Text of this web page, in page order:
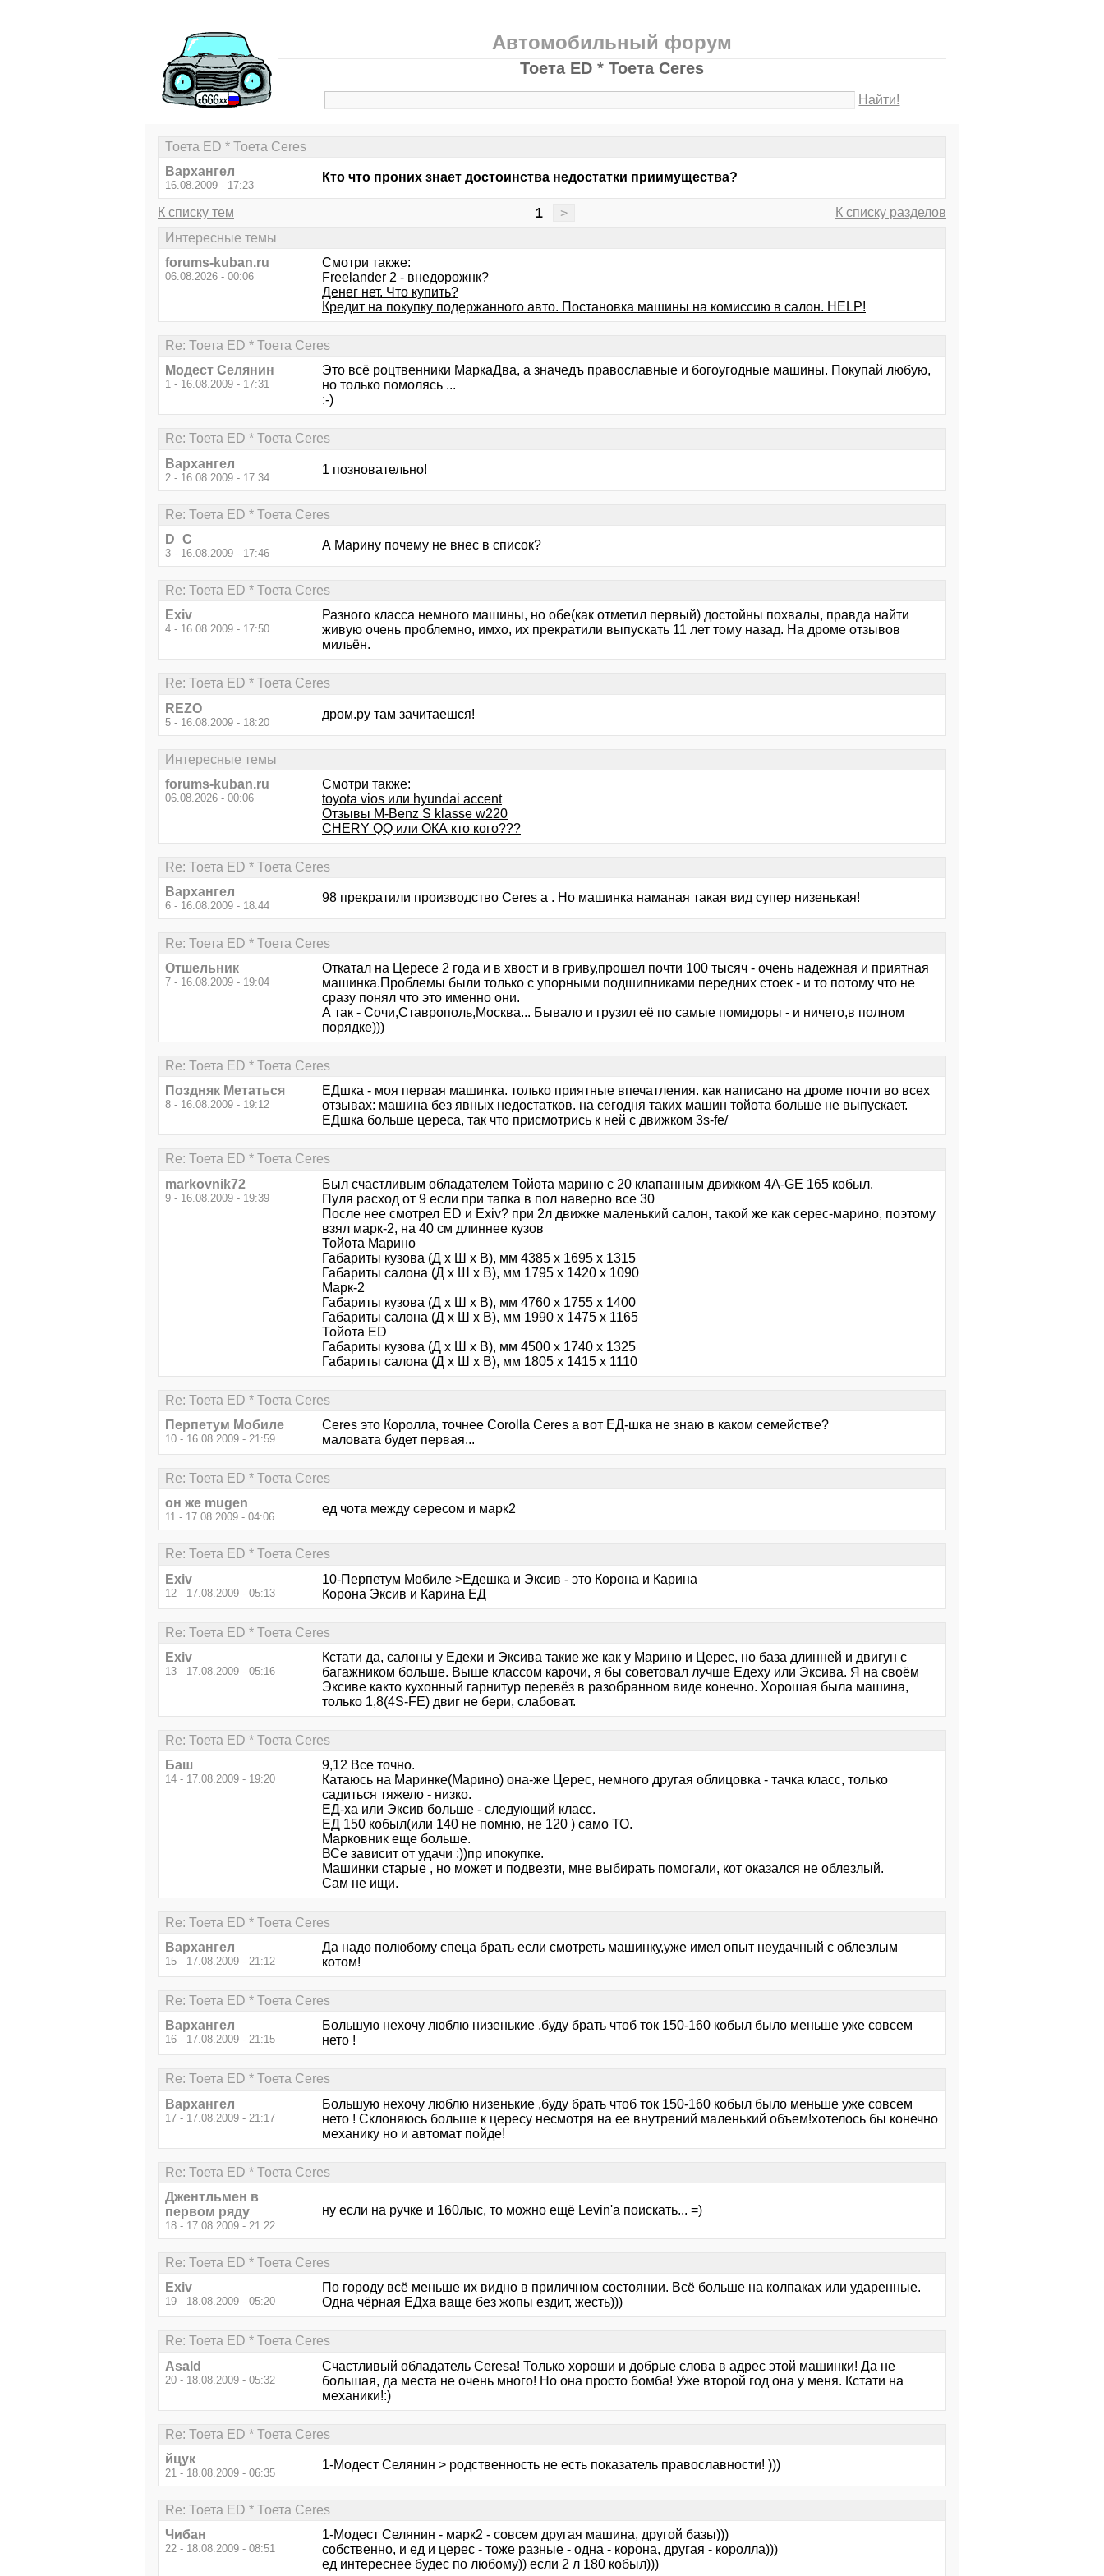
Автомобильный форум
Тоета ED * Тоета Ceres
Найти!
Тоета ED * Тоета Ceres
Вархангел
16.08.2009 - 17:23
Кто что проних знает достоинства недостатки приимущества?
К списку тем 1 >
К списку разделов
Интересные темы
forums-kuban.ru
06.08.2026 - 00:06
Смотри также:
Freelander 2 - внедорожнк?
Денег нет. Что купить?
Кредит на покупку подержанного авто. Постановка машины на комиссию в салон. HELP!
Re: Тоета ED * Тоета Ceres
Модест Селянин
1 - 16.08.2009 - 17:31
Это всё роцтвенники МаркаДва, а значедъ православные и богоугодные машины. Покупай любую,
но только помолясь ...
:-)
Re: Тоета ED * Тоета Ceres
Вархангел
2 - 16.08.2009 - 17:34
1 позновательно!
Re: Тоета ED * Тоета Ceres
D_C
3 - 16.08.2009 - 17:46
А Марину почему не внес в список?
Re: Тоета ED * Тоета Ceres
Exiv
4 - 16.08.2009 - 17:50
Разного класса немного машины, но обе(как отметил первый) достойны похвалы, правда найти
живую очень проблемно, имхо, их прекратили выпускать 11 лет тому назад. На дроме отзывов
мильён.
Re: Тоета ED * Тоета Ceres
REZO
5 - 16.08.2009 - 18:20
дром.ру там зачитаешся!
Интересные темы
forums-kuban.ru
06.08.2026 - 00:06
Смотри также:
toyota vios или hyundai accent
Отзывы M-Benz S klasse w220
CHERY QQ или ОКА кто кого???
Re: Тоета ED * Тоета Ceres
Вархангел
6 - 16.08.2009 - 18:44
98 прекратили производство Ceres а . Но машинка наманая такая вид супер низенькая!
Re: Тоета ED * Тоета Ceres
Отшельник
7 - 16.08.2009 - 19:04
Откатал на Цересе 2 года и в хвост и в гриву,прошел почти 100 тысяч - очень надежная и приятная
машинка.Проблемы были только с упорными подшипниками передних стоек - и то потому что не
сразу понял что это именно они.
А так - Сочи,Ставрополь,Москва... Бывало и грузил её по самые помидоры - и ничего,в полном
порядке)))
Re: Тоета ED * Тоета Ceres
Поздняк Метаться
8 - 16.08.2009 - 19:12
ЕДшка - моя первая машинка. только приятные впечатления. как написано на дроме почти во всех
отзывах: машина без явных недостатков. на сегодня таких машин тойота больше не выпускает.
ЕДшка больше цереса, так что присмотрись к ней с движком 3s-fe/
Re: Тоета ED * Тоета Ceres
markovnik72
9 - 16.08.2009 - 19:39
Был счастливым обладателем Тойота марино с 20 клапанным движком 4А-GE 165 кобыл.
Пуля расход от 9 если при тапка в пол наверно все 30
После нее смотрел ED и Exiv? при 2л движке маленький салон, такой же как серес-марино, поэтому
взял марк-2, на 40 см длиннее кузов
Тойота Марино
Габариты кузова (Д x Ш x В), мм 4385 x 1695 x 1315
Габариты салона (Д x Ш x В), мм 1795 x 1420 x 1090
Марк-2
Габариты кузова (Д x Ш x В), мм 4760 x 1755 x 1400
Габариты салона (Д x Ш x В), мм 1990 x 1475 x 1165
Тойота ED
Габариты кузова (Д x Ш x В), мм 4500 x 1740 x 1325
Габариты салона (Д x Ш x В), мм 1805 x 1415 x 1110
Re: Тоета ED * Тоета Ceres
Перпетум Мобиле
10 - 16.08.2009 - 21:59
Ceres это Королла, точнее Corolla Ceres а вот ЕД-шка не знаю в каком семействе?
маловата будет первая...
Re: Тоета ED * Тоета Ceres
он же mugen
11 - 17.08.2009 - 04:06
ед чота между сересом и марк2
Re: Тоета ED * Тоета Ceres
Exiv
12 - 17.08.2009 - 05:13
10-Перпетум Мобиле >Едешка и Эксив - это Корона и Карина
Корона Эксив и Карина ЕД
Re: Тоета ED * Тоета Ceres
Exiv
13 - 17.08.2009 - 05:16
Кстати да, салоны у Едехи и Эксива такие же как у Марино и Церес, но база длинней и двигун с
багажником больше. Выше классом карочи, я бы советовал лучше Едеху или Эксива. Я на своём
Эксиве както кухонный гарнитур перевёз в разобранном виде конечно. Хорошая была машина,
только 1,8(4S-FE) двиг не бери, слабоват.
Re: Тоета ED * Тоета Ceres
Баш
14 - 17.08.2009 - 19:20
9,12 Все точно.
Катаюсь на Маринке(Марино) она-же Церес, немного другая облицовка - тачка класс, только
садиться тяжело - низко.
ЕД-ха или Эксив больше - следующий класс.
ЕД 150 кобыл(или 140 не помню, не 120 ) само ТО.
Марковник еще больше.
ВСе зависит от удачи :))пр ипокупке.
Машинки старые , но может и подвезти, мне выбирать помогали, кот оказался не облезлый.
Сам не ищи.
Re: Тоета ED * Тоета Ceres
Вархангел
15 - 17.08.2009 - 21:12
Да надо полюбому спеца брать если смотреть машинку,уже имел опыт неудачный с облезлым
котом!
Re: Тоета ED * Тоета Ceres
Вархангел
16 - 17.08.2009 - 21:15
Большую нехочу люблю низенькие ,буду брать чтоб ток 150-160 кобыл было меньше уже совсем
нето !
Re: Тоета ED * Тоета Ceres
Вархангел
17 - 17.08.2009 - 21:17
Большую нехочу люблю низенькие ,буду брать чтоб ток 150-160 кобыл было меньше уже совсем
нето ! Склоняюсь больше к цересу несмотря на ее внутрений маленький объем!хотелось бы конечно
механику но и автомат пойде!
Re: Тоета ED * Тоета Ceres
Джентльмен в
первом ряду
18 - 17.08.2009 - 21:22
ну если на ручке и 160лыс, то можно ещё Levin'a поискать... =)
Re: Тоета ED * Тоета Ceres
Exiv
19 - 18.08.2009 - 05:20
По городу всё меньше их видно в приличном состоянии. Всё больше на колпаках или ударенные.
Одна чёрная ЕДха ваще без жопы ездит, жесть)))
Re: Тоета ED * Тоета Ceres
Asald
20 - 18.08.2009 - 05:32
Счастливый обладатель Ceresa! Только хороши и добрые слова в адрес этой машинки! Да не
большая, да места не очень много! Но она просто бомба! Уже второй год она у меня. Кстати на
механики!:)
Re: Тоета ED * Тоета Ceres
йцук
21 - 18.08.2009 - 06:35
1-Модест Селянин > родственность не есть показатель православности! )))
Re: Тоета ED * Тоета Ceres
Чибан
22 - 18.08.2009 - 08:51
1-Модест Селянин - марк2 - совсем другая машина, другой базы)))
собственно, и ед и церес - тоже разные - одна - корона, другая - королла)))
ед интереснее будес по любому)) если 2 л 180 кобыл)))